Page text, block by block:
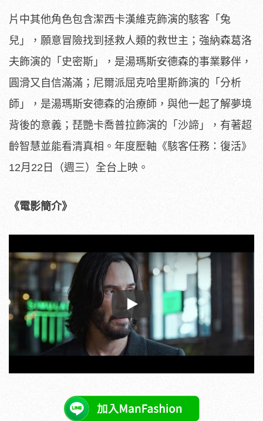
片中其他角色包含潔西卡漢維克飾演的駭客「兔
兒」， 願意冒險找到拯救人類的救世主；強納森葛洛
夫飾演的「史密斯」， 是湯瑪斯安德森的事業夥伴，
圓滑又自信滿滿；尼爾派屈克哈里斯飾演的「分析
師」，是湯瑪斯安德森的治療師， 與他一起了解夢境
背後的意義；琵艷卡喬普拉飾演的「沙諦」， 有著超
齡智慧並能看清真相。年度壓軸《駭客任務：復活》
12月22日（週三）全台上映。
《電影簡介》
Play